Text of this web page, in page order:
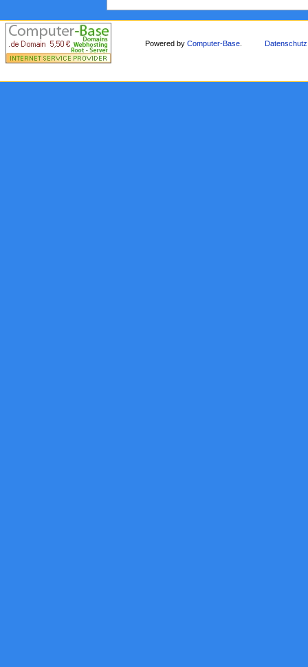
Powered byComputer-Base Datenschutz